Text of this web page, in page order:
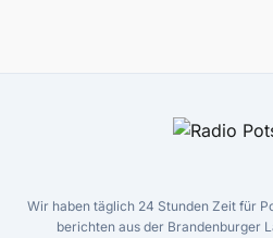
Wir haben täglich 24 Stunden Zeit für
berichten aus der Brandenburger